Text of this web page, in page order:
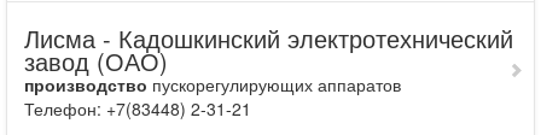
Лисма - Кадошкинский электротехнический
завод (ОАО)
производство пускорегулирующих аппаратов
Телефон: +7(83448) 2-31-21